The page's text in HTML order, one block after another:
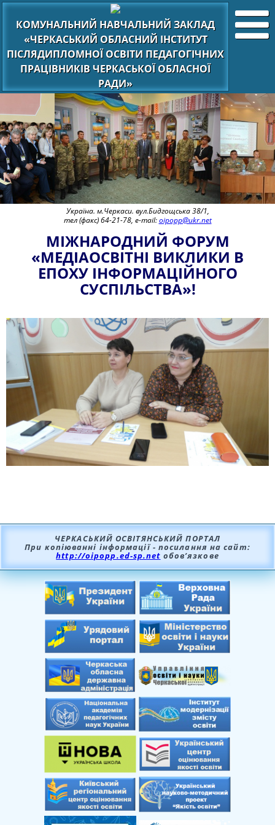
КОМУНАЛЬНИЙ НАВЧАЛЬНИЙ ЗАКЛАД
«ЧЕРКАСЬКИЙ ОБЛАСНИЙ ІНСТИТУТ
ПІСЛЯДИПЛОМНОЇ ОСВІТИ ПЕДАГОГІЧНИХ
ПРАЦІВНИКІВ ЧЕРКАСЬКОЇ ОБЛАСНОЇ
РАДИ»
Україна. м.Черкаси. вул.Бидгощська 38/1,
тел (факс) 64-21-78, e-mail:oipopp@ukr.net
МІЖНАРОДНИЙ ФОРУМ
«МЕДІАОСВІТНІ ВИКЛИКИ В
ЕПОХУ ІНФОРМАЦІЙНОГО
СУСПІЛЬСТВА»!
ЧЕРКАСЬКИЙ ОСВІТЯНСЬКИЙ ПОРТАЛ
При копіюванні інформації - посилання на сайт:
http://oipopp.ed-sp.net обов’язкове